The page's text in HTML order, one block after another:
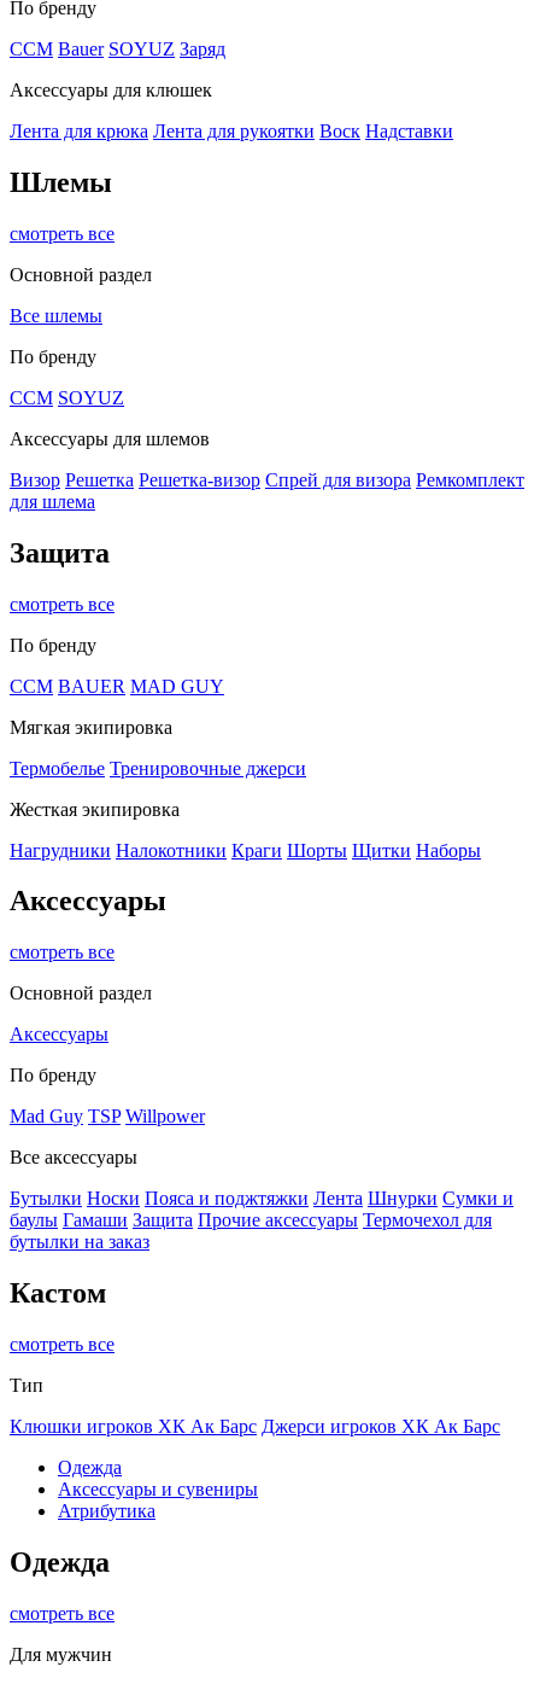
По бренду
CCM Bauer SOYUZ Заряд
Аксессуары для клюшек
Лента для крюка Лента для рукоятки Воск Надставки
Шлемы
смотреть все
Основной раздел
Все шлемы
По бренду
CCM SOYUZ
Аксессуары для шлемов
Визор Решетка Решетка-визор Спрей для визора Ремкомплект
для шлема
Защита
смотреть все
По бренду
CCM BAUER MAD GUY
Мягкая экипировка
Термобелье Тренировочные джерси
Жесткая экипировка
Нагрудники Налокотники Краги Шорты Щитки Наборы
Аксессуары
смотреть все
Основной раздел
Аксессуары
По бренду
Mad Guy TSP Willpower
Все аксессуары
Бутылки Носки Пояса и поджтяжки Лента Шнурки Сумки и
баулы Гамаши Защита Прочие аксессуары Термочехол для
бутылки на заказ
Кастом
смотреть все
Тип
Клюшки игроков ХК Ак Барс Джерси игроков ХК Ак Барс
Одежда
Аксессуары и сувениры
Атрибутика
Одежда
смотреть все
Для мужчин